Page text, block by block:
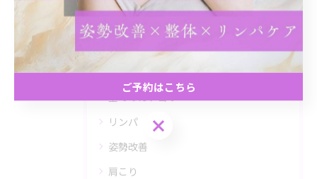
カテゴリー
全てのカテゴリー
リンパ
姿勢改善
肩こり
ご予約はこちら
ご予約はこちら